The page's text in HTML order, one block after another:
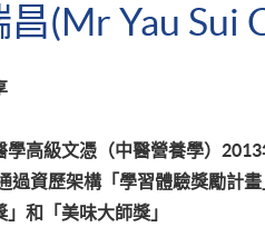
昌(Mr Yau Sui
學高級文憑（中醫營養學）
過資歷架構「學習體驗獎勵計
」和「美味大師獎」